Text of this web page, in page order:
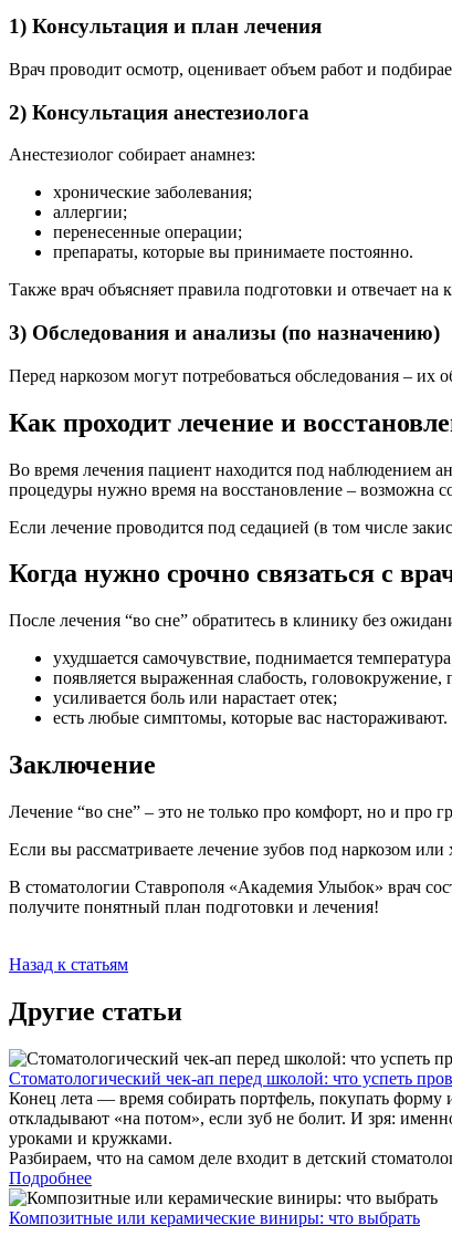
1) Консультация и план лечения
Врач проводит осмотр, оценивает объем работ и
2) Консультация анестезиолога
Анестезиолог собирает анамнез:
хронические заболевания;
аллергии;
перенесенные операции;
препараты, которые вы принимаете постоянно.
Также врач объясняет правила подготовки и отвечает
3) Обследования и анализы (по назначению)
Перед наркозом могут потребоваться обследования –
Как проходит лечение и
Во время лечения пациент находится под наблюдением
процедуры нужно время на восстановление – возможна
Если лечение проводится под седацией (в том числе
Когда нужно срочно связаться с
После лечения “во сне” обратитесь в клинику без
ухудшается самочувствие, поднимается
появляется выраженная слабость, головокружение,
усиливается боль или нарастает отек;
есть любые симптомы, которые вас настораживают.
Заключение
Лечение “во сне” – это не только про комфорт, но и про
Если вы рассматриваете лечение зубов под наркозом
В стоматологии Ставрополя «Академия Улыбок» врач
получите понятный план подготовки и лечения!
Назад к статьям
Другие статьи
Стоматологический чек-ап перед школой: что успеть
Конец лета — время собирать портфель, покупать форму
откладывают «на потом», если зуб не болит. И зря:
уроками и кружками.
Разбираем, что на самом деле входит в детский
Подробнее
Композитные или керамические виниры: что выбрать